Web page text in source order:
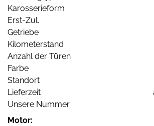
Karosserieform
Erst-Zul.
Getriebe
Kilometerstand
Anzahl der Türen
Farbe
Standort
Lieferzeit
Unsere Nummer
Motor: